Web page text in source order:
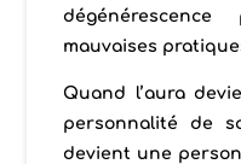
mauvaises
Quand l’aura
personnalité de
devient une